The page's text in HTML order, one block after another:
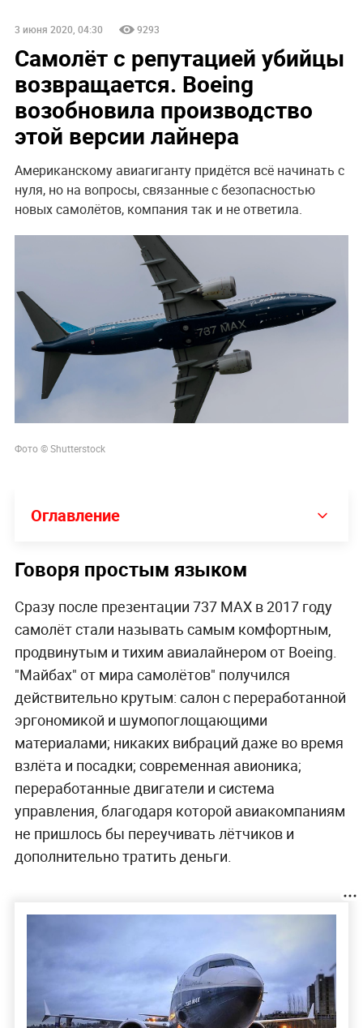
3 июня 2020, 04:30 9293
Самолёт с репутацией убийцы
возвращается. Boeing
возобновила производство
этой версии лайнера
Американскому авиагиганту придётся всё начинать с
нуля, но на вопросы, связанные с безопасностью
новых самолётов, компания так и не ответила.
Фото © Shutterstock
Оглавление
Говоря простым языком
Сразу после презентации 737 MAX в 2017 году
самолёт стали называть самым комфортным,
продвинутым и тихим авиалайнером от Boeing.
"Майбах" от мира самолётов" получился
действительно крутым: салон с переработанной
эргономикой и шумопоглощающими
материалами; никаких вибраций даже во время
взлёта и посадки; современная авионика;
переработанные двигатели и система
управления, благодаря которой авиакомпаниям
не пришлось бы переучивать лётчиков и
дополнительно тратить деньги.